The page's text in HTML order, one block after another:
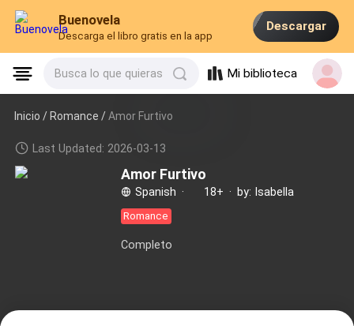
Buenovela
Descarga el libro gratis en la app
Descargar
Busca lo que quieras Mi biblioteca
Inicio /Romance /Amor Furtivo
Last Updated: 2026-03-13
Amor Furtivo
Spanish · 18+ · by: Isabella
Romance
Completo